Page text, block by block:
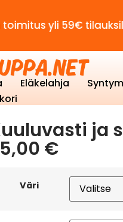
59€ tilauksille!
Eläkelahja
ja
€
Väri